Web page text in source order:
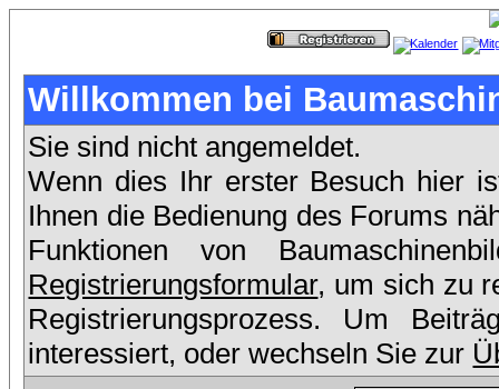
Willkommen bei
Sie sind nicht angemeldet.
Wenn dies Ihr erster Besuch hier
Ihnen die Bedienung des Forums
Funktionen von
Registrierungsformular, um sich zu
Registrierungsprozess. Um
interessiert, oder wechseln Sie zur